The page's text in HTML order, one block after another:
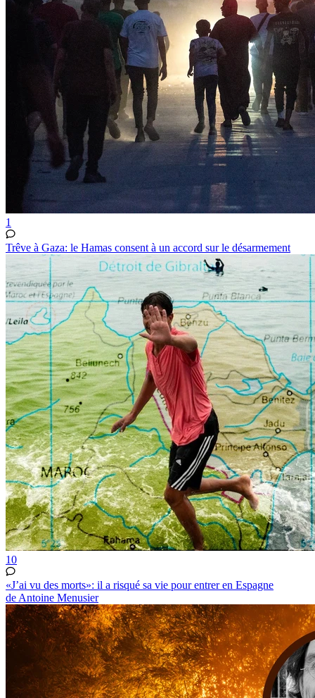
1
Trêve à Gaza: le Hamas consent à un accord sur le désarmement
10
«J’ai vu des morts»: il a risqué sa vie pour entrer en Espagne
de Antoine Menusier